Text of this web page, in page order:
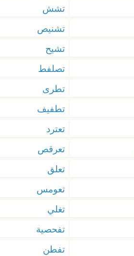
تشش
تشنيص
تشيح
تصلفط
تطرى
تطفيف
تعترد
تعرقص
تعلق
تعومس
تغلي
تفحصية
تفطن